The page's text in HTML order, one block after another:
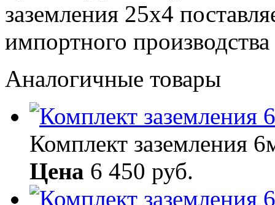
заземления 25х4
импортного
Аналогичные товары
Комплект заземления
Цена 6 450 руб.